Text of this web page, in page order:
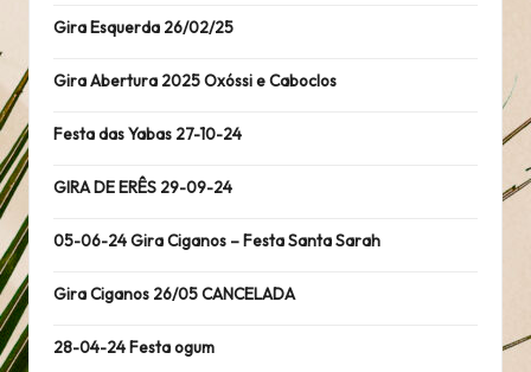
Gira Esquerda 26/02/25
Gira Abertura 2025 Oxóssi e Caboclos
Festa das Yabas 27-10-24
GIRA DE ERÊS 29-09-24
05-06-24 Gira Ciganos – Festa Santa Sarah
Gira Ciganos 26/05 CANCELADA
28-04-24 Festa ogum